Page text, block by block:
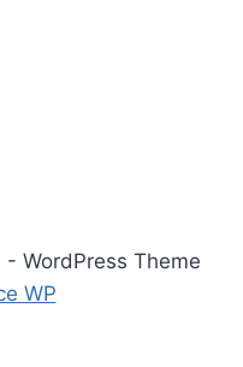
WordPress Theme
WP